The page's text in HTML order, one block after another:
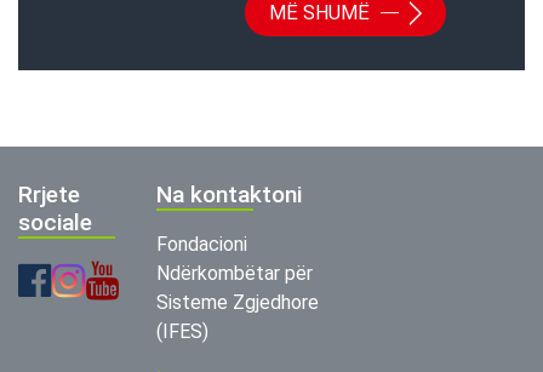
MË SHUMË
Rrjete
sociale
Na kontaktoni
Fondacioni
Ndërkombëtar për
Sisteme Zgjedhore
(IFES)